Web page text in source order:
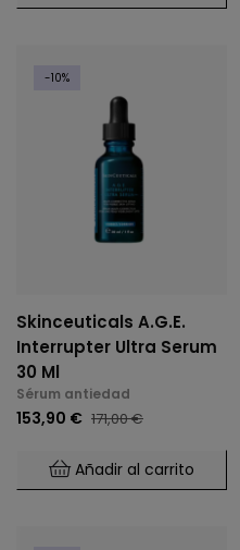
-10%
Skinceuticals A.G.E.
Interrupter Ultra Serum
30 Ml
Sérum antiedad
153,90 € 171,00 €
Añadir al carrito